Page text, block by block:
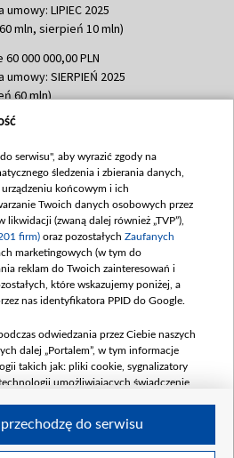
LIPIEC 2025
mln, sierpień 10 mln)
000 000,00 PLN
SIERPIEŃ 2025
60 mln)
783 051,21 PLN
100 mln, październik 350
mln)
862 000,00 PLN
GRUDZIEŃ 2025
60,548 mln)
000 000,00 PLN
LUTY 2026 (wpłata
7 maja 180 mln, 8
000 000,00 PLN
serwisu", aby wyrazić zgody na
śledzenia i zbierania danych,
końcowym i ich
Twoich danych osobowych przez
likwidacji (zwaną dalej również „TVP”),
firm) oraz pozostałych Zaufanych
marketingowych (w tym do
reklam do Twoich zainteresowań i
które wskazujemy poniżej, a
nas identyfikatora PPID do Google.
odwiedzania przez Ciebie naszych
dalej „Portalem”, w tym informacje
takich jak: pliki cookie, sygnalizatory
umożliwiających świadczenie
do serwisu